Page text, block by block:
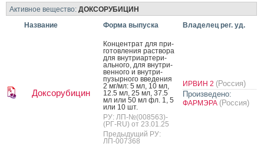
Активное вещество: ДОКСОРУБИЦИН
Название
Форма выпуска Владелец рег. уд.
Доксорубицин
Кон­цен­трат для при­
готов­ле­ния рас­тво­ра
для внут­ри­ар­те­ри­
аль­но­го, для внут­ри­
вен­но­го и внут­ри­
пузыр­но­го вве­дения
2 мг/мл: 5 мл, 10 мл,
12.5 мл, 25 мл, 37.5
мл или 50 мл фл. 1, 5
или 10 шт.
РУ: ЛП-№(008563)-
(РГ-RU) от 23.01.25
Предыдущий РУ:
ЛП-007368
ИРВИН 2 (Россия)
Произведено:
ФАРМЭРА (Россия)